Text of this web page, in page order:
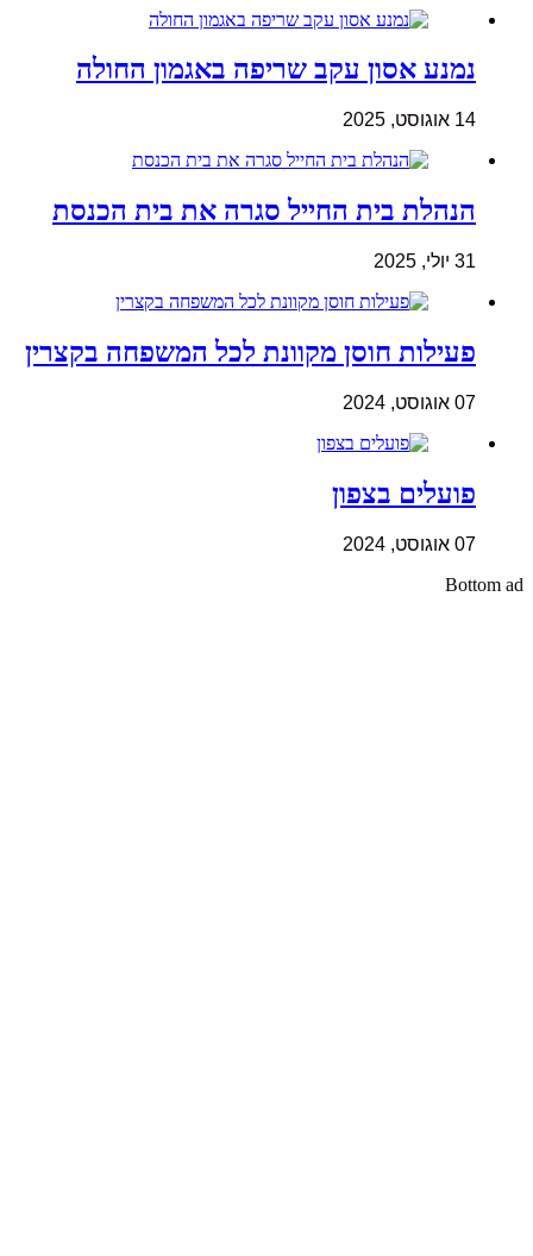
נמנע אסון עקב שריפה באגמון החולה
14 אוגוסט, 2025
הנהלת בית החייל סגרה את בית הכנסת
31 יולי, 2025
פעילות חוסן מקוונת לכל המשפחה בקצרין
07 אוגוסט, 2024
פועלים בצפון
07 אוגוסט, 2024
Bottom ad